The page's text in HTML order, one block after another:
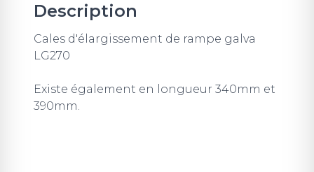
Description
Cales d'élargissement de rampe galva
LG270
Existe également en longueur 340mm et
390mm.